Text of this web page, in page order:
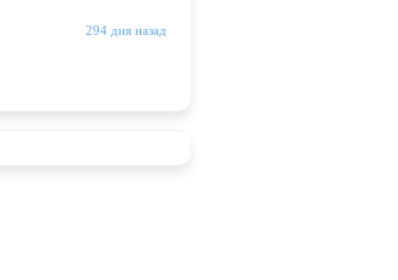
294 дня назад